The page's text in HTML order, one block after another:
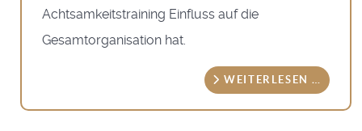
Achtsamkeitstraining Einfluss auf die
Gesamtorganisation hat.
WEITERLESEN …